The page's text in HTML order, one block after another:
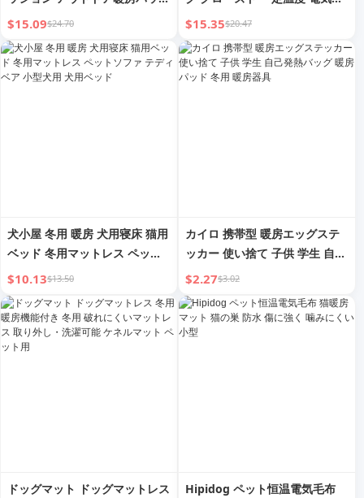
グラフェン寝袋 ペット用暖房ブ
ランケット
$15.09$24.70
布 犬小屋 猫 冬 電気暖房 猫ハ
ウス
$15.35$20.47
犬小屋 冬用 暖房 犬用寝床 猫用
ベッド 冬用マットレス ペット
ソファ テディベア 小型犬用 犬
用ベッド
$10.13$13.50
カイロ 携帯型 暖房エッグステ
ッカー 使い捨て 子供 学生 自己
発熱バッグ 暖房パッド 冬用 暖
房器具
$2.27$3.02
ドッグマット ドッグマットレス
Hipidog ペット恒温電気毛布